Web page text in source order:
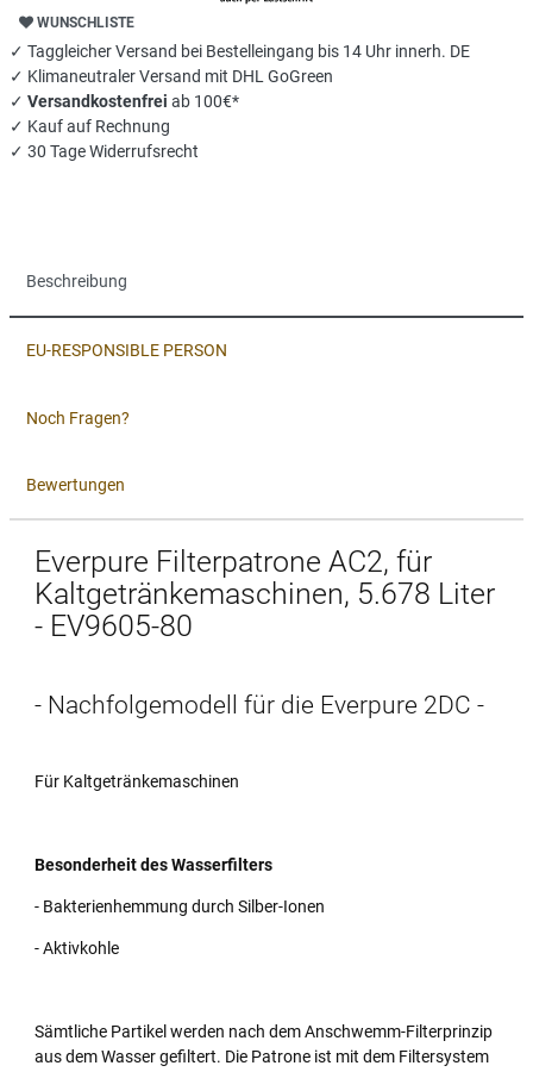
WUNSCHLISTE
✓ Taggleicher Versand bei Bestelleingang bis 14 Uhr innerh. DE
✓ Klimaneutraler Versand mit DHL GoGreen
✓ Versandkostenfrei ab 100€*
✓ Kauf auf Rechnung
✓ 30 Tage Widerrufsrecht
Beschreibung
EU-RESPONSIBLE PERSON
Noch Fragen?
Bewertungen
Everpure Filterpatrone AC2, für
Kaltgetränkemaschinen, 5.678 Liter
- EV9605-80
- Nachfolgemodell für die Everpure 2DC -
Für Kaltgetränkemaschinen
Besonderheit des Wasserfilters
- Bakterienhemmung durch Silber-Ionen
- Aktivkohle
Sämtliche Partikel werden nach dem Anschwemm-Filterprinzip
aus dem Wasser gefiltert. Die Patrone ist mit dem Filtersystem